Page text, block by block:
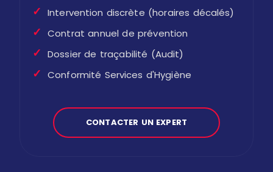
✓ Intervention discrète (horaires décalés)
✓ Contrat annuel de prévention
✓ Dossier de traçabilité (Audit)
✓ Conformité Services d'Hygiène
CONTACTER UN EXPERT